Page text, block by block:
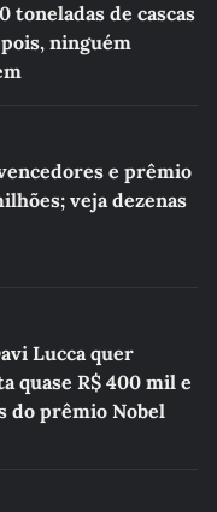
toneladas de cascas
ninguém
e prêmio
veja dezenas
Lucca quer
quase R$ 400 mil e
do prêmio Nobel